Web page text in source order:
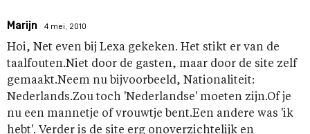
Marijn 4 mei, 2010
Hoi, Net even bij Lexa gekeken. Het stikt er van de
taalfouten.Niet door de gasten, maar door de site zelf
gemaakt.Neem nu bijvoorbeeld, Nationaliteit:
Nederlands.Zou toch 'Nederlandse' moeten zijn.Of je
nu een mannetje of vrouwtje bent.Een andere was 'ik
hebt'. Verder is de site erg onoverzichtelijk en